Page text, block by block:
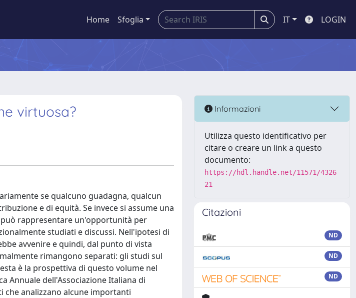
Home Sfoglia IT LOGIN
virtuosa?
se qualcuno guadagna, qualcun
e di equità. Se invece si assume una
rappresentare un'opportunità per
studiati e discussi. Nell'ipotesi di
avvenire e quindi, dal punto di vista
rimangono separati: gli studi sul
è la prospettiva di questo volume nel
Annuale dell'Associazione Italiana di
che analizzano alcune importanti
Informazioni
Utilizza questo identificativo per
citare o creare un link a questo
documento:
https://hdl.handle.net/11571/4326
21
Citazioni
ND
ND
ND